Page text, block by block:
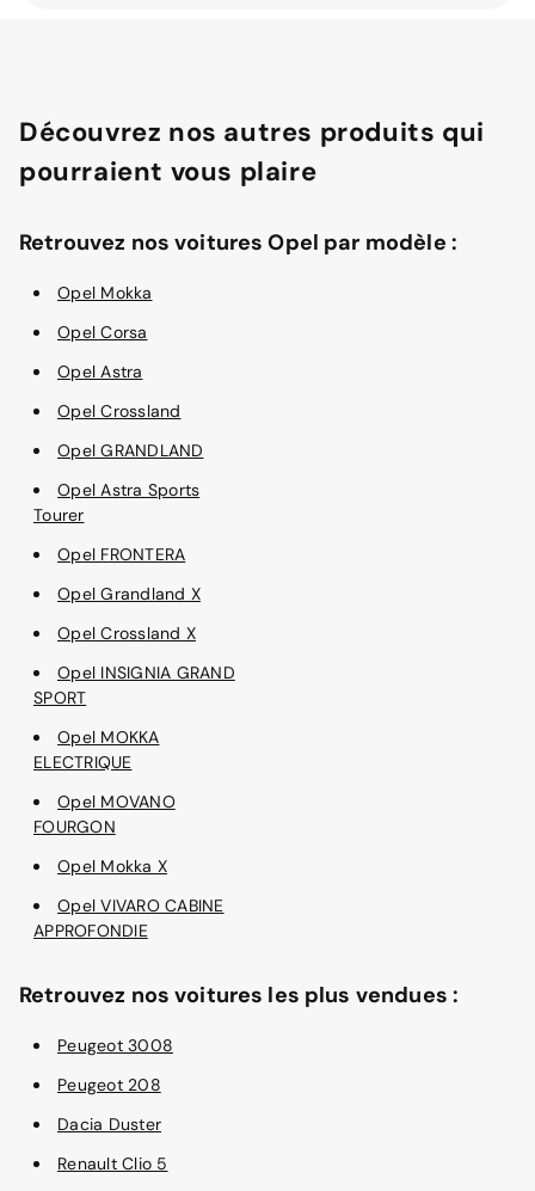
Découvrez nos autres produits qui
pourraient vous plaire
Retrouvez nos voitures Opel par modèle :
Opel Mokka
Opel Corsa
Opel Astra
Opel Crossland
Opel GRANDLAND
Opel Astra Sports
Tourer
Opel FRONTERA
Opel Grandland X
Opel Crossland X
Opel INSIGNIA GRAND
SPORT
Opel MOKKA
ELECTRIQUE
Opel MOVANO
FOURGON
Opel Mokka X
Opel VIVARO CABINE
APPROFONDIE
Retrouvez nos voitures les plus vendues :
Peugeot 3008
Peugeot 208
Dacia Duster
Renault Clio 5